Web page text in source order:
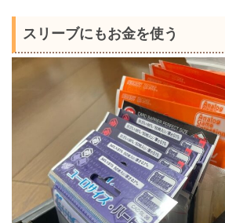
スリーブにもお金を使う